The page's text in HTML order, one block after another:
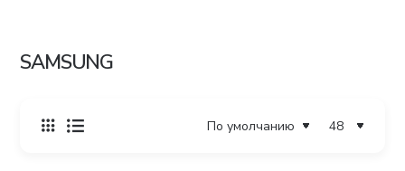
SAMSUNG